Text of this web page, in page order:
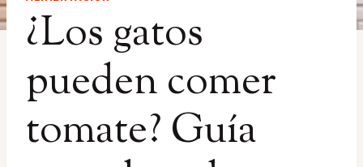
¿Los gatos
pueden comer
tomate? Guía